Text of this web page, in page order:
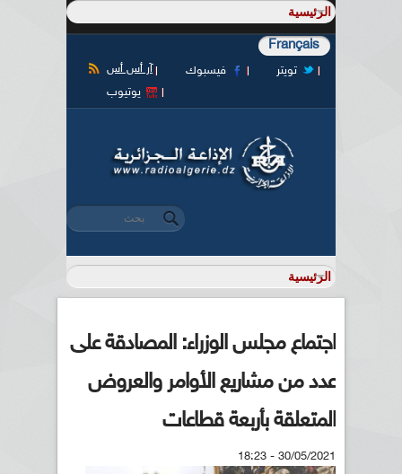
Français
آر أس أس فيسبوك
تويتر
يوتيوب
استمارة البحث
‏بحث ‏
اجتماع مجلس الوزراء: المصادقة على
عدد من مشاريع الأوامر والعروض
المتعلقة بأربعة قطاعات
30/05/2021 - 18:23